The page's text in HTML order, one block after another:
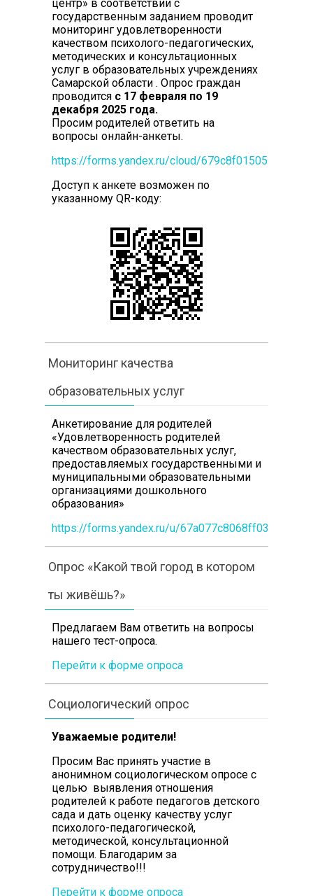
центр» в соответствии с
государственным заданием проводит
мониторинг удовлетворенности
качеством психолого-педагогических,
методических и консультационных
услуг в образовательных учреждениях
Самарской области . Опрос граждан
проводится с 17 февраля по 19
декабря 2025 года.
Просим родителей ответить на
вопросы онлайн-анкеты.
https://forms.yandex.ru/cloud/
Доступ к анкете возможен по
указанному QR-коду:
Мониторинг качества
образовательных услуг
Анкетирование для родителей
«Удовлетворенность родителей
качеством образовательных услуг,
предоставляемых государственными и
муниципальными образовательными
организациями дошкольного
образования»
https://forms.yandex.ru/u/
Опрос «Какой твой город в котором
ты живёшь?»
Предлагаем Вам ответить на вопросы
нашего тест-опроса.
Перейти к форме опроса
Социологический опрос
Уважаемые родители!
Просим Вас принять участие в
анонимном социологическом опросе с
целью выявления отношения
родителей к работе педагогов детского
сада и дать оценку качеству услуг
психолого-педагогической,
методической, консультационной
помощи. Благодарим за
сотрудничество!!!
Перейти к форме опроса